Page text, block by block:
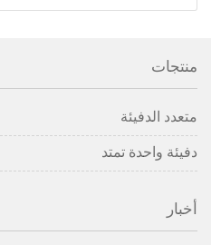
منتجات
متعدد الدفيئة
دفيئة واحدة تمتد
أخبار